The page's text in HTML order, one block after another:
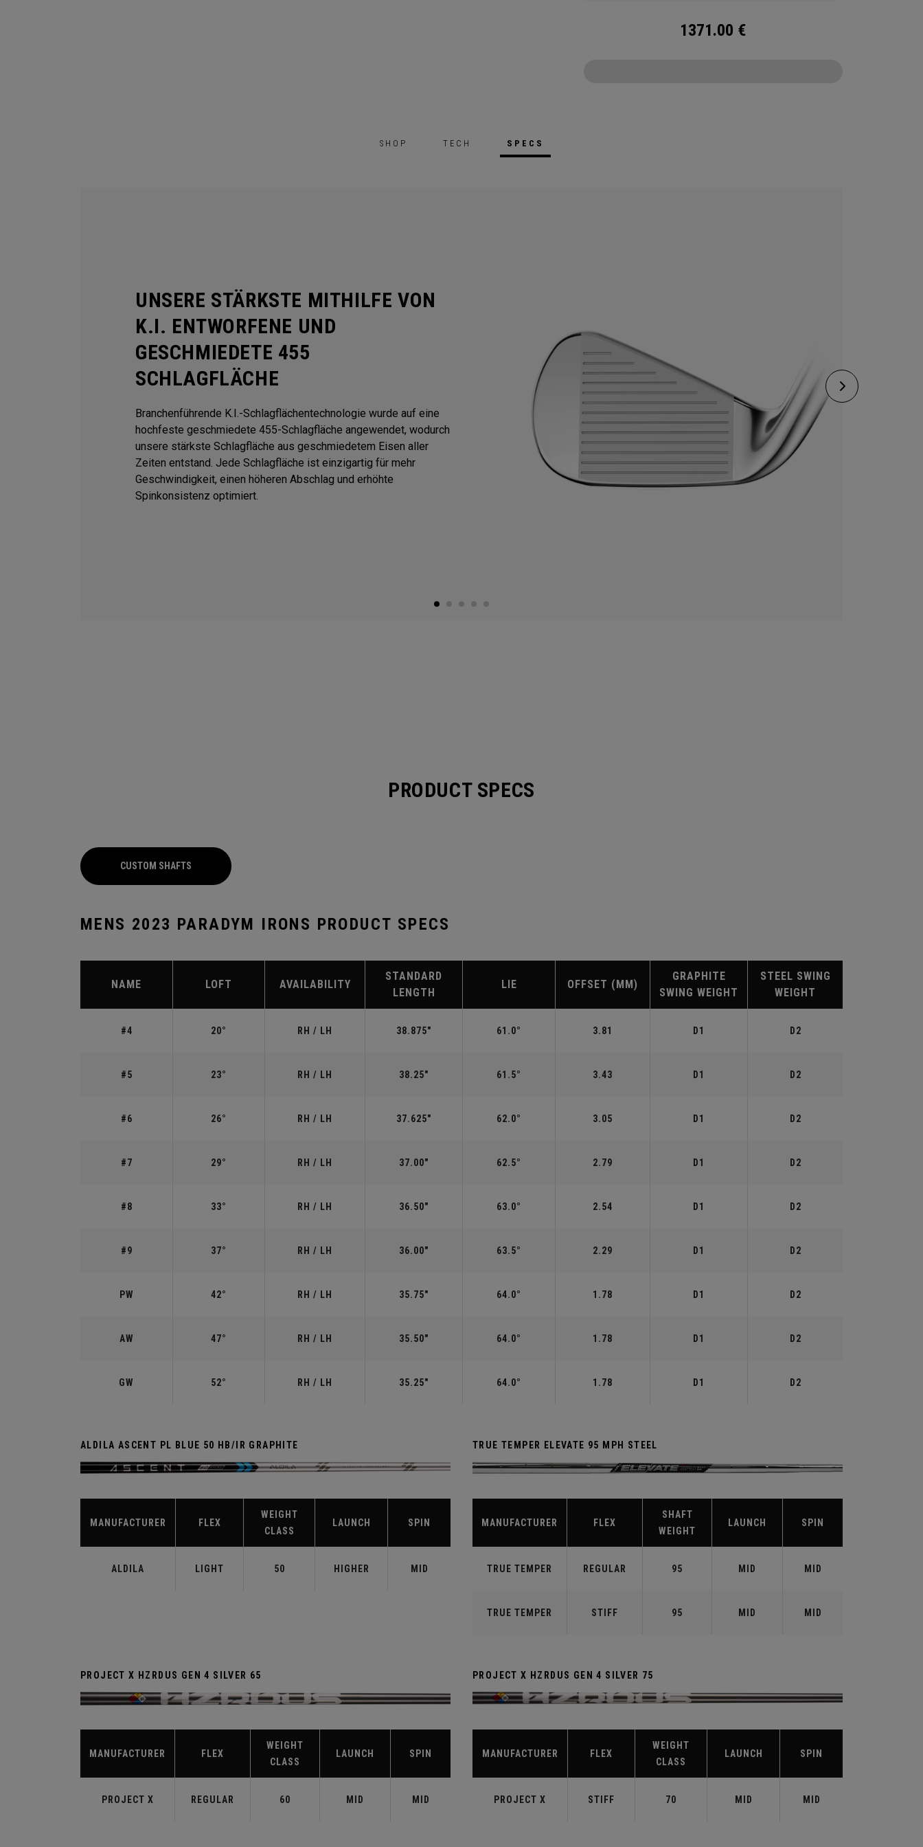
1371.00 €
SHOP TECH SPECS
UNSERE STÄRKSTE MITHILFE VON
K.I. ENTWORFENE UND
GESCHMIEDETE 455
SCHLAGFLÄCHE
Branchenführende K.I.-Schlagflächentechnologie wurde auf eine
hochfeste geschmiedete 455-Schlagfläche angewendet, wodurch
unsere stärkste Schlagfläche aus geschmiedetem Eisen aller
Zeiten entstand. Jede Schlagfläche ist einzigartig für mehr
Geschwindigkeit, einen höheren Abschlag und erhöhte
Spinkonsistenz optimiert.
PRODUCT SPECS
CUSTOM SHAFTS
MENS 2023 PARADYM IRONS PRODUCT SPECS
NAME LOFT AVAILABILITY
STANDARD
LENGTH
LIE OFFSET (MM)
GRAPHITE
SWING WEIGHT
STEEL SWING
WEIGHT
#4 20° RH / LH 38.875" 61.0° 3.81 D1 D2
#5 23° RH / LH 38.25" 61.5° 3.43 D1 D2
#6 26° RH / LH 37.625" 62.0° 3.05 D1 D2
#7 29° RH / LH 37.00" 62.5° 2.79 D1 D2
#8 33° RH / LH 36.50" 63.0° 2.54 D1 D2
#9 37° RH / LH 36.00" 63.5° 2.29 D1 D2
PW 42° RH / LH 35.75" 64.0° 1.78 D1 D2
AW 47° RH / LH 35.50" 64.0° 1.78 D1 D2
GW 52° RH / LH 35.25" 64.0° 1.78 D1 D2
ALDILA ASCENT PL BLUE 50 HB/IR GRAPHITE
MANUFACTURER FLEX
WEIGHT
CLASS
LAUNCH SPIN
ALDILA LIGHT 50 HIGHER MID
TRUE TEMPER ELEVATE 95 MPH STEEL
MANUFACTURER FLEX
SHAFT
WEIGHT
LAUNCH SPIN
TRUE TEMPER REGULAR 95 MID MID
TRUE TEMPER STIFF 95 MID MID
PROJECT X HZRDUS GEN 4 SILVER 65
MANUFACTURER FLEX
WEIGHT
CLASS
LAUNCH SPIN
PROJECT X REGULAR 60 MID MID
PROJECT X HZRDUS GEN 4 SILVER 75
MANUFACTURER FLEX
WEIGHT
CLASS
LAUNCH SPIN
PROJECT X STIFF 70 MID MID